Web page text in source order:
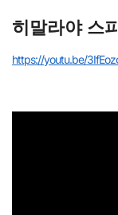
히말라야 스
https://youtu.be/